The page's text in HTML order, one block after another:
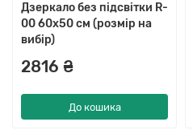
Дзеркало без підсвітки R-
00 60x50 см (розмір на
вибір)
2816 ₴
До кошика